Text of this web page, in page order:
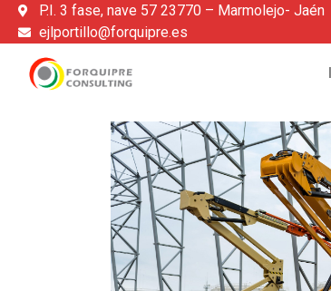
P.I. 3 fase, nave 57 23770 – Marmolejo- Jaén
ejlportillo@forquipre.es